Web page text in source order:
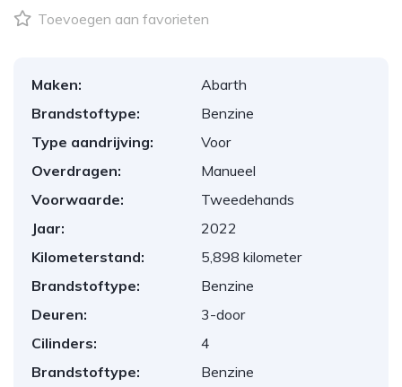
Toevoegen aan favorieten
Maken:
Abarth
Brandstoftype:
Benzine
Type aandrijving:
Voor
Overdragen:
Manueel
Voorwaarde:
Tweedehands
Jaar:
2022
Kilometerstand:
5,898 kilometer
Brandstoftype:
Benzine
Deuren:
3-door
Cilinders:
4
Brandstoftype:
Benzine